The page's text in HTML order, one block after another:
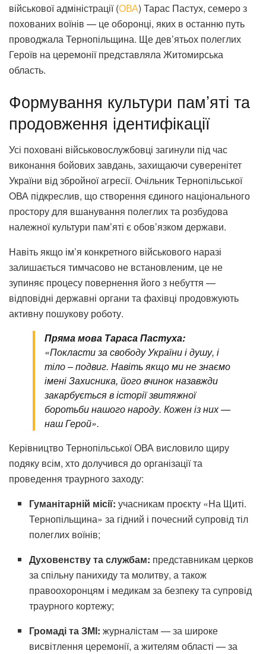
військової адміністрації (ОВА) Тарас Пастух, семеро з
похованих воїнів — це оборонці, яких в останню путь
проводжала Тернопільщина. Ще дев’ятьох полеглих
Героїв на церемонії представляла Житомирська
область.
Формування культури пам’яті та
продовження ідентифікації
Усі поховані військовослужбовці загинули під час
виконання бойових завдань, захищаючи суверенітет
України від збройної агресії. Очільник Тернопільської
ОВА підкреслив, що створення єдиного національного
простору для вшанування полеглих та розбудова
належної культури пам’яті є обов’язком держави.
Навіть якщо ім’я конкретного військового наразі
залишається тимчасово не встановленим, це не
зупиняє процесу повернення його з небуття —
відповідні державні органи та фахівці продовжують
активну пошукову роботу.
Пряма мова Тараса Пастуха:
«Покласти за свободу України і душу, і
тіло – подвиг. Навіть якщо ми не знаємо
імені Захисника, його вчинок назавжди
закарбується в історії звитяжної
боротьби нашого народу. Кожен із них —
наш Герой».
Керівництво Тернопільської ОВА висловило щиру
подяку всім, хто долучився до організації та
проведення траурного заходу:
Гуманітарній місії: учасникам проєкту «На Щиті.
Тернопільщина» за гідний і почесний супровід тіл
полеглих воїнів;
Духовенству та службам: представникам церков
за спільну панихиду та молитву, а також
правоохоронцям і медикам за безпеку та супровід
траурного кортежу;
Громаді та ЗМІ: журналістам — за широке
висвітлення церемонії, а жителям області — за